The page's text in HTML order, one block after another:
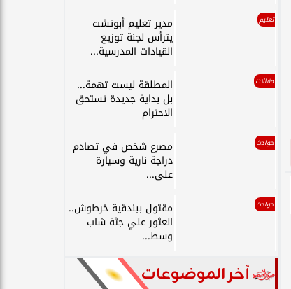
تعليم مدير تعليم أبوتشت
يترأس لجنة توزيع
القيادات المدرسية...
مقالات المطلقة ليست تهمة...
بل بداية جديدة تستحق
الاحترام
حوادث مصرع شخص في تصادم
دراجة نارية وسيارة
على...
حوادث مقتول ببندقية خرطوش..
العثور علي جثة شاب
وسط...
آخر الموضوعات